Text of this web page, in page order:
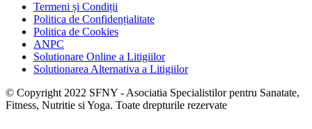
Termeni și Condiții
Politica de Confidențialitate
Politica de Cookies
ANPC
Solutionare Online a Litigiilor
Solutionarea Alternativa a Litigiilor
© Copyright 2022 SFNY - Asociatia Specialistilor pentru Sanatate,
Fitness, Nutritie si Yoga. Toate drepturile rezervate